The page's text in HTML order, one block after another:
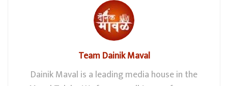
Team Dainik Maval
Dainik Maval is a leading media house in the